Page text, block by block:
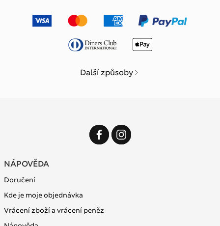
Další způsoby
NÁPOVĚDA
Doručení
Kde je moje objednávka
Vrácení zboží a vrácení peněz